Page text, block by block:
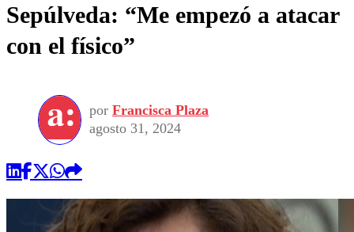
Sepúlveda: “Me empezó a atacar
con el físico”
por Francisca Plaza
agosto 31, 2024